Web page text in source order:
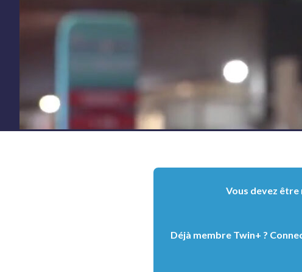
Vous devez
Déjà membre Twin+ ?